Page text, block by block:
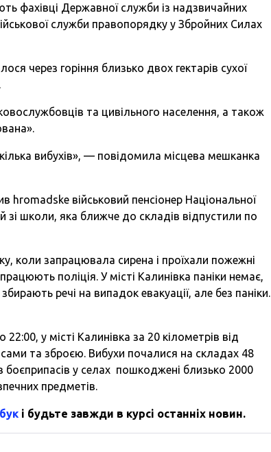
фахівці Державної служби із надзвичайних
служби правопорядку у Збройних Силах
через горіння близько двох гектарів сухої
та цивільного населення, а також
вибухів», — повідомила місцева мешканка
військовий пенсіонер Національної
зі школи, яка ближче до складів відпустили по
коли запрацювала сирена і проїхали пожежні
поліція. У місті Калинівка паніки немає,
речі на випадок евакуації, але без паніки.
у місті Калинівка за 20 кілометрів від
та зброєю. Вибухи почалися на складах 48
боєприпасів у селах пошкоджені близько 2000
предметів.
і будьте завжди в курсі останніх новин.